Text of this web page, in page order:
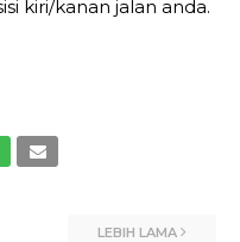
kiri/kanan jalan anda.
LEBIH LAMA